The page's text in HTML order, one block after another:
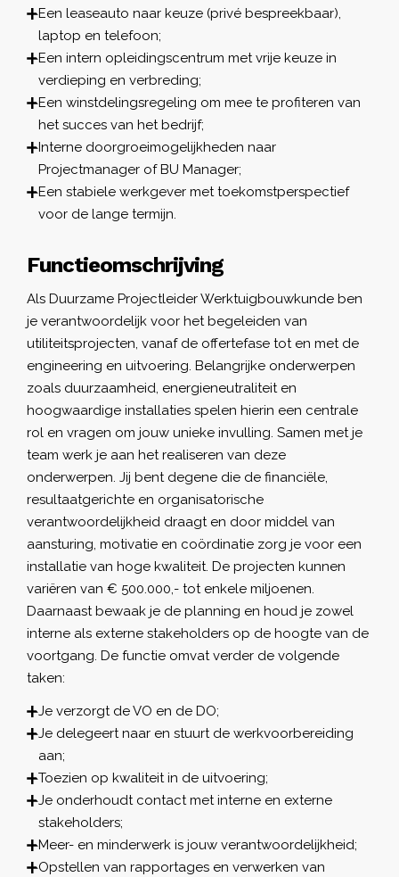
Een leaseauto naar keuze (privé bespreekbaar),
laptop en telefoon;
Een intern opleidingscentrum met vrije keuze in
verdieping en verbreding;
Een winstdelingsregeling om mee te profiteren van
het succes van het bedrijf;
Interne doorgroeimogelijkheden naar
Projectmanager of BU Manager;
Een stabiele werkgever met toekomstperspectief
voor de lange termijn.
Functieomschrijving
Als Duurzame Projectleider Werktuigbouwkunde ben
je verantwoordelijk voor het begeleiden van
utiliteitsprojecten, vanaf de offertefase tot en met de
engineering en uitvoering. Belangrijke onderwerpen
zoals duurzaamheid, energieneutraliteit en
hoogwaardige installaties spelen hierin een centrale
rol en vragen om jouw unieke invulling. Samen met je
team werk je aan het realiseren van deze
onderwerpen. Jij bent degene die de financiële,
resultaatgerichte en organisatorische
verantwoordelijkheid draagt en door middel van
aansturing, motivatie en coördinatie zorg je voor een
installatie van hoge kwaliteit. De projecten kunnen
variëren van € 500.000,- tot enkele miljoenen.
Daarnaast bewaak je de planning en houd je zowel
interne als externe stakeholders op de hoogte van de
voortgang. De functie omvat verder de volgende
taken:
Je verzorgt de VO en de DO;
Je delegeert naar en stuurt de werkvoorbereiding
aan;
Toezien op kwaliteit in de uitvoering;
Je onderhoudt contact met interne en externe
stakeholders;
Meer- en minderwerk is jouw verantwoordelijkheid;
Opstellen van rapportages en verwerken van